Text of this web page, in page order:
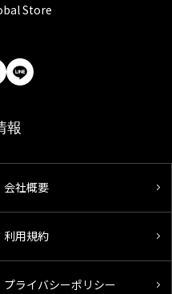
Store
報
会社概要
利用規約
プライバシーポリシー